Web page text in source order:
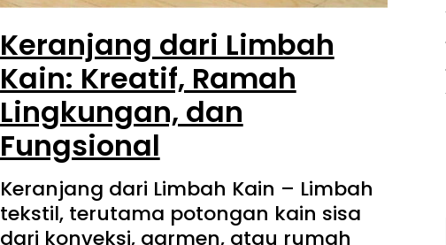
Keranjang dari Limbah
Kain: Kreatif, Ramah
Lingkungan, dan
Fungsional
Keranjang dari Limbah Kain – Limbah
tekstil, terutama potongan kain sisa
dari konveksi, garmen, atau rumah